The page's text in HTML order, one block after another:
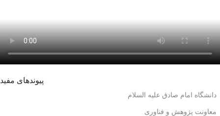
پیوندهای مفید
دانشگاه امام صادق علیه السلام
معاونت پژوهش و فناوری